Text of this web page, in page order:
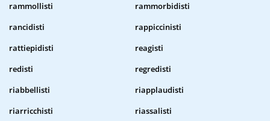
rammollisti
rammorbidisti
rancidisti
rappiccinisti
rattiepidisti
reagisti
redisti
regredisti
riabbellisti
riapplaudisti
riarricchisti
riassalisti